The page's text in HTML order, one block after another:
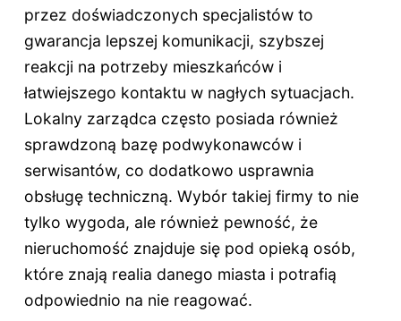
przez doświadczonych specjalistów to
gwarancja lepszej komunikacji, szybszej
reakcji na potrzeby mieszkańców i
łatwiejszego kontaktu w nagłych sytuacjach.
Lokalny zarządca często posiada również
sprawdzoną bazę podwykonawców i
serwisantów, co dodatkowo usprawnia
obsługę techniczną. Wybór takiej firmy to nie
tylko wygoda, ale również pewność, że
nieruchomość znajduje się pod opieką osób,
które znają realia danego miasta i potrafią
odpowiednio na nie reagować.